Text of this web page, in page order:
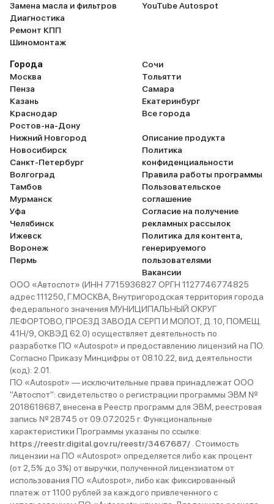
Замена масла и фильтров
Диагностика
Ремонт КПП
Шиномонтаж
YouTube Autospot
Города
Москва
Пенза
Казань
Краснодар
Ростов-на-Дону
Нижний Новгород
Новосибирск
Санкт-Петербург
Волгоград
Тамбов
Мурманск
Уфа
Челябинск
Ижевск
Воронеж
Пермь
Сочи
Тольятти
Самара
Екатеринбург
Все города
Описание продукта
Политика
конфиденциальности
Правила работы программы
Пользовательское
соглашение
Согласие на получение
рекламных рассылок
Политика для контента,
генерируемого
пользователями
Вакансии
ООО «Автоспот» (ИНН 7715936827 ОРГН 1127746774825
адрес 111250, Г.МОСКВА, Внутригородская территория города
федерального значения МУНИЦИПАЛЬНЫЙ ОКРУГ
ЛЕФОРТОВО, ПРОЕЗД ЗАВОДА СЕРП И МОЛОТ, Д. 10, ПОМЕЩ.
41Н/9, ОКВЭД 62.0) осуществляет деятельность по
разработке ПО «Autospot» и предоставлению лицензий на ПО.
Согласно Приказу Минцифры от 08.10.22, вид деятельности
(код): 2.01.
ПО «Autospot» — исключительные права принадлежат ООО
"Автоспот": свидетельство о регистрации программы ЭВМ №
2018618687, внесена в Реестр программ для ЭВМ, реестровая
запись № 28745 от 09.07.2025 г. Функциональные
характеристики Программы указаны по ссылке:
https://reestr.digital.gov.ru/reestr/3467687/ . Стоимость
лицензии на ПО «Autospot» определяется либо как процент
(от 2,5% до 3%) от выручки, полученной лицензиатом от
использования ПО «Autospot», либо как фиксированный
платеж от 1100 рублей за каждого привлеченного с